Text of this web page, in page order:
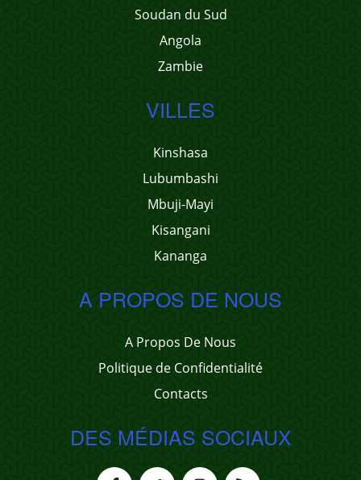
Soudan du Sud
Angola
Zambie
VILLES
Kinshasa
Lubumbashi
Mbuji-Mayi
Kisangani
Kananga
A PROPOS DE NOUS
A Propos De Nous
Politique de Confidentialité
Contacts
DES MÉDIAS SOCIAUX